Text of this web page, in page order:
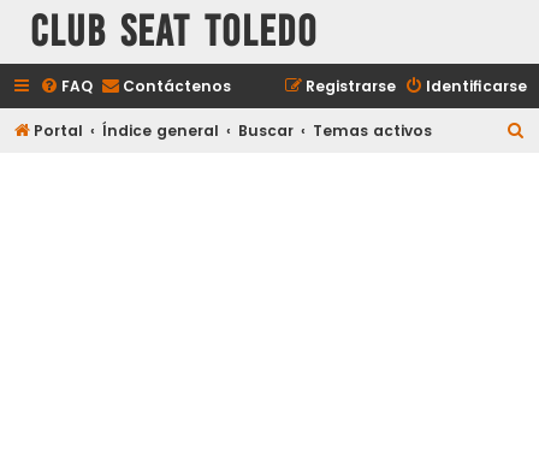
Club Seat Toledo
FAQ Contáctenos Identificarse
Registrarse
Portal Índice general Buscar Temas activos